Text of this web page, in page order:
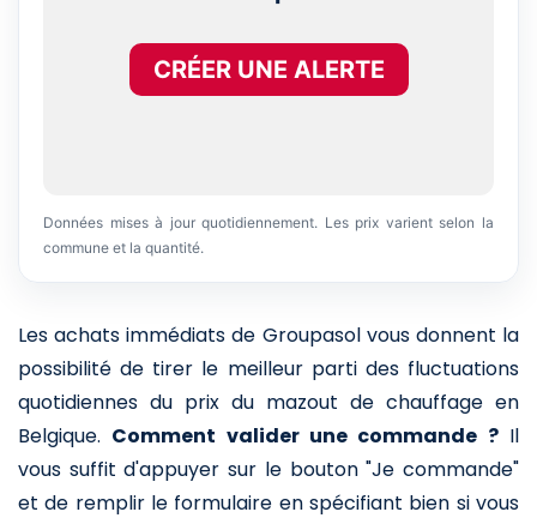
CRÉER UNE ALERTE
Données mises à jour quotidiennement. Les prix varient selon la
commune et la quantité.
Les achats immédiats de Groupasol vous donnent la
possibilité de tirer le meilleur parti des fluctuations
quotidiennes du prix du mazout de chauffage en
Belgique. Comment valider une commande ?Il
vous suffit d'appuyer sur le bouton "Je commande"
et de remplir le formulaire en spécifiant bien si vous